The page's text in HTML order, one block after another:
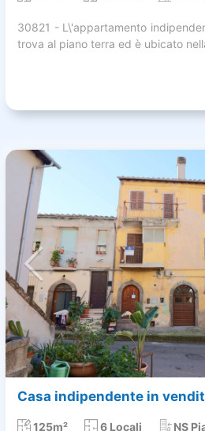
30821 - L\'appartamento
trova al piano terra ed è ubicato
Casa indipendente in
125m² 6 Locali NS